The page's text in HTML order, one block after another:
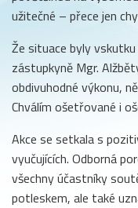
užitečné – přece jen
Že situace byly
zástupkyně Mgr.
obdivuhodné výkonu,
Chválím ošetřované i
Akce se setkala s
vyučujících. Odborná
všechny účastníky
potleskem, ale také